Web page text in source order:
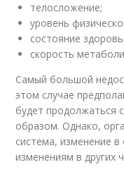
телосложение;
уровень
состояние
скорость
Самый большой
этом случае
будет продолжаться
образом. Однако,
система, изменение в
изменениям в других